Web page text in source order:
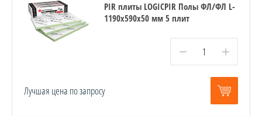
PIR плиты LOGICPIR Полы ФЛ/ФЛ L-
1190х590х50 мм 5 плит
− +
Лучшая цена по запросу